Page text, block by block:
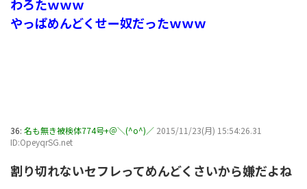
わろたｗｗｗ
やっぱめんどくせー奴だったｗｗｗ
36: 名も無き被検体774号+＠＼(^o^)／ 2015/11/23(月) 15:54:26.31
ID:OpeyqrSG.net
割り切れないセフレってめんどくさいから嫌だよね